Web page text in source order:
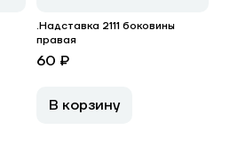
.Надставка 2111 боковины
правая
60 ₽
В корзину